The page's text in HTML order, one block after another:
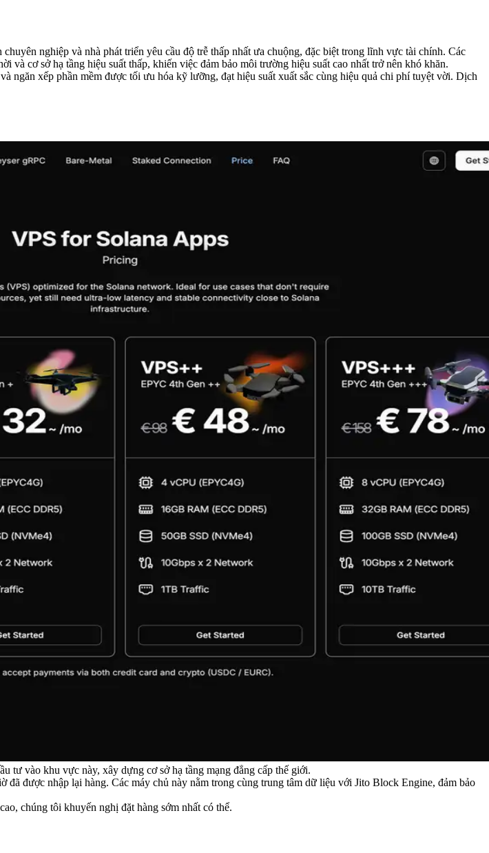
nghiệp và nhà phát triển yêu cầu độ trễ thấp nhất ưa chuộng, đặc biệt trong lĩnh vực tài chính. Các
cơ sở hạ tầng hiệu suất thấp, khiến việc đảm bảo môi trường hiệu suất cao nhất trở nên khó khăn.
xếp phần mềm được tối ưu hóa kỹ lưỡng, đạt hiệu suất xuất sắc cùng hiệu quả chi phí tuyệt vời. Dịch
tư vào khu vực này, xây dựng cơ sở hạ tầng mạng đẳng cấp thế giới.
được nhập lại hàng. Các máy chủ này nằm trong cùng trung tâm dữ liệu với Jito Block Engine, đảm bảo
chúng tôi khuyến nghị đặt hàng sớm nhất có thể.